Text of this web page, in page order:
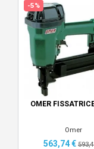
-5%
OMER
Omer
563,74 €